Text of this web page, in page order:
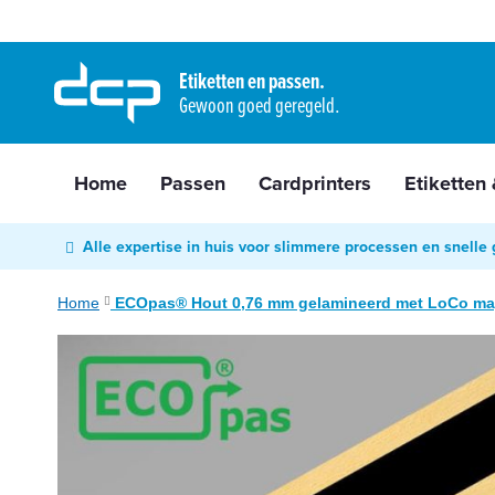
naar
de
inhoud
Etiketten en passen.
Gewoon goed geregeld.
Passen
Cardprinters
&
Readers
&
Home Passen Cardprinters Etiketten
Alle expertise in huis voor slimmere processen en snelle
Home ECOpas® Hout 0,76 mm gelamineerd met LoCo
naar
einde
van